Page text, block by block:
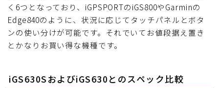
く6つとなっており、iGPSPORTのiGS800やGarminの
Edge840のように、状況に応じてタッチパネルとボタ
ンの使い分けが可能です。それでいてお値段据え置き
とかなりお買い得な機種です。
iGS630SおよびiGS630とのスペック比較